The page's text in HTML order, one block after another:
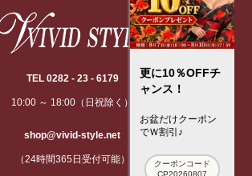
TEL 0282 - 23 - 6179
10:00 ～ 18:00（日祝除く）
shop@vivid-style.net
（24時間365日受付可能）
更に10％OFFチ
ャンス！
お盆だけクーポン
でＷ割引♪
クーポンコード
CP20260807